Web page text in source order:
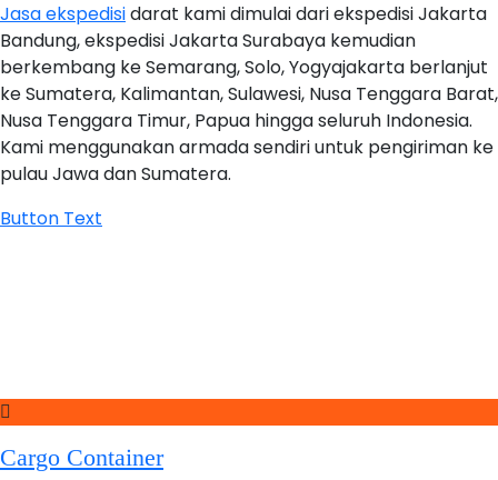
Jasa ekspedisidarat kami dimulai dari ekspedisi Jakarta
Bandung, ekspedisi Jakarta Surabaya kemudian
berkembang ke Semarang, Solo, Yogyajakarta berlanjut
ke Sumatera, Kalimantan, Sulawesi, Nusa Tenggara Barat,
Nusa Tenggara Timur, Papua hingga seluruh Indonesia.
Kami menggunakan armada sendiri untuk pengiriman ke
pulau Jawa dan Sumatera.
Button Text
Cargo Container